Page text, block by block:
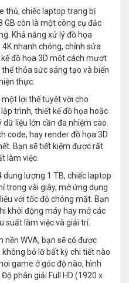
thủ, chiếc laptop trang bị
GB còn là một công cụ đắc
Khả năng xử lý đồ họa
nhanh chóng, chỉnh sửa
đồ họa 3D một cách mượt
thỏa sức sáng tạo và biến
thực.
một lợi thế tuyệt vời cho
trình, thiết kế đồ họa hoặc
liệu lớn cần đa nhiệm cao.
code, hay render đồ họa 3D
Bạn sẽ tiết kiệm được rất
làm việc.
dung lượng 1 TB, chiếc laptop
trong vài giây, mở ứng dụng
với tốc độ chóng mặt. Bạn
khởi động máy hay mở các
suất làm việc và giải trí.
nền WVA, bạn sẽ có được
bỏ lỡ bất kỳ chi tiết nào
game ở góc độ nào, hình
phân giải Full HD (1920 x